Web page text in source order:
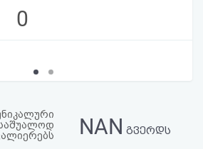
0
NAN გვერდს